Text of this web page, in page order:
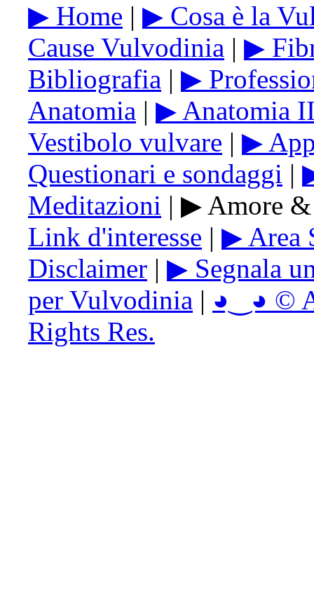
▶ Home | ▶ Cosa è la
Cause Vulvodinia | ▶
Bibliografia | ▶
Anatomia | ▶ Anatomia
Vestibolo vulvare | ▶
Questionari e sondaggi |
Meditazioni | ▶ Amore
Link d'interesse | ▶ Area
Disclaimer | ▶ Segnala
per Vulvodinia | ◕‿◕ ©
Rights Res.